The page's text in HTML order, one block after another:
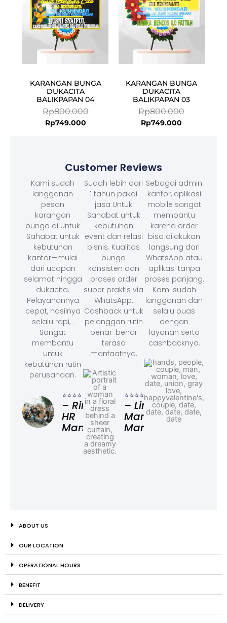
KARANGAN BUNGA
DUKACITA
BALIKPAPAN 04
Rp800.000
Rp749.000
KARANGAN BUNGA
DUKACITA
BALIKPAPAN 03
Rp800.000
Rp749.000
Customer Reviews
Kami sudah
langganan
pesan
karangan
bunga di Untuk
Sahabat untuk
kebutuhan
kantor—mulai
dari ucapan
selamat hingga
dukacita.
Pelayanannya
cepat, hasilnya
selalu rapi, .
Sangat
membantu
untuk
kebutuhan rutin
perusahaan.
⭐⭐⭐⭐⭐
– Rina,
HR
Manager
Sudah lebih dari
1 tahun pakai
jasa Untuk
Sahabat untuk
kebutuhan
event dan relasi
bisnis. Kualitas
bunga
konsisten dan
proses order
super praktis via
WhatsApp.
Cashback untuk
pelanggan rutin
benar-benar
terasa
manfaatnya.
⭐⭐⭐⭐⭐
– Linda,
Marketing
Manager
Sebagai admin
kantor, aplikasi
mobile sangat
membantu
karena order
bisa dilakukan
langsung dari
WhatsApp atau
aplikasi tanpa
proses panjang.
Kami sudah
langganan dan
selalu puas
dengan
layanan serta
cashbacknya.
ABOUT US
OUR LOCATION
OPERATIONAL HOURS
BENEFIT
DELIVERY